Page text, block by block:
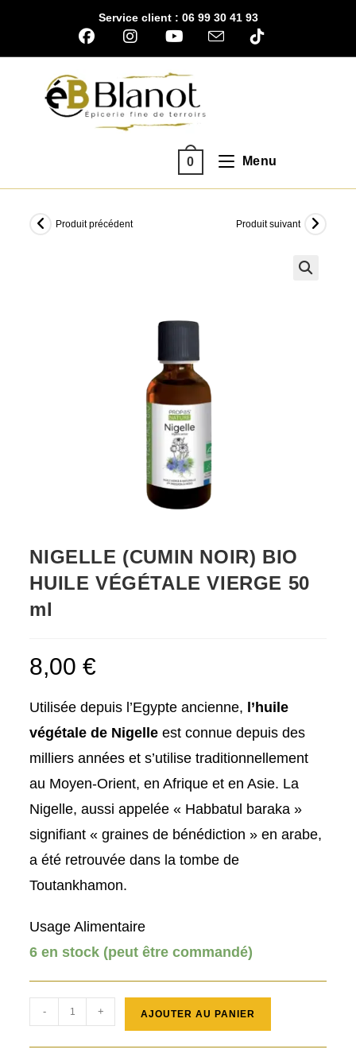
Service client : 06 99 30 41 93
0 Menu
Produit précédent Produit suivant
NIGELLE (CUMIN NOIR) BIO
HUILE VÉGÉTALE VIERGE 50
ml
8,00€
Utilisée depuis l’Egypte ancienne, l’huile
végétale de Nigelle est connue depuis des
milliers années et s’utilise traditionnellement
au Moyen-Orient, en Afrique et en Asie. La
Nigelle, aussi appelée « Habbatul baraka »
signifiant « graines de bénédiction » en arabe,
a été retrouvée dans la tombe de
Toutankhamon.
Usage Alimentaire
6 en stock (peut être commandé)
de
NIGELLE
- + AJOUTER AU PANIER